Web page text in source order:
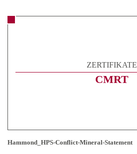
ZERTIFIKATE
CMRT
Hammond_HPS-Conflict-Mineral-Statement